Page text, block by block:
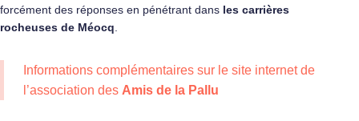
forcément des réponses en pénétrant dans les carrières
rocheuses de Méocq.
Informations complémentaires sur le site internet de
l’association des Amis de la Pallu